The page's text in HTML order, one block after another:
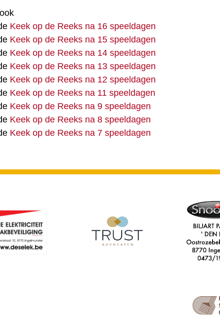
Keek op de Reeks na 16 speeldagen
Keek op de Reeks na 15 speeldagen
Keek op de Reeks na 14 speeldagen
Keek op de Reeks na 13 speeldagen
Keek op de Reeks na 12 speeldagen
Keek op de Reeks na 11 speeldagen
Keek op de Reeks na 9 speeldagen
Keek op de Reeks na 8 speeldagen
Keek op de Reeks na 7 speeldagen